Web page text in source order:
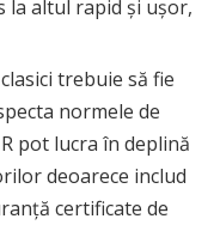
la altul rapid și ușor,
trebuie să fie
normele de
pot lucra în deplină
deoarece includ
certificate de